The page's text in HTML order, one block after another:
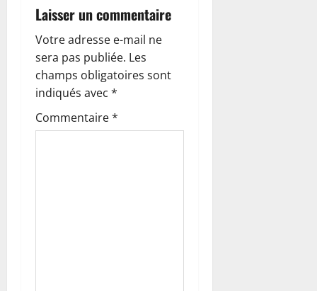
i
o
n
d
’
Laisser un commentaire
Votre adresse e-mail ne
sera pas publiée. Les
champs obligatoires sont
indiqués avec *
Commentaire*